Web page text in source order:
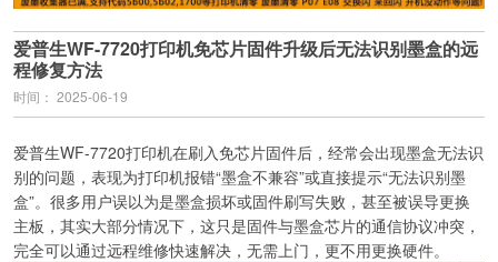
爱普生WF-7720打印机免芯片固件升级后无法识别墨盒的远
程修复方法
时间： 2025-06-19
爱普生WF-7720打印机在刷入免芯片固件后，经常会出现墨盒无法识
别的问题，表现为打印机报错“墨盒不兼容”或直接提示“无法识别墨
盒”。很多用户误以为是墨盒损坏或固件刷写失败，甚至被误导更换
主板，其实大部分情况下，这只是固件与墨盒芯片的通信协议冲突，
完全可以通过远程维修快速解决，无需上门，更不用更换硬件。